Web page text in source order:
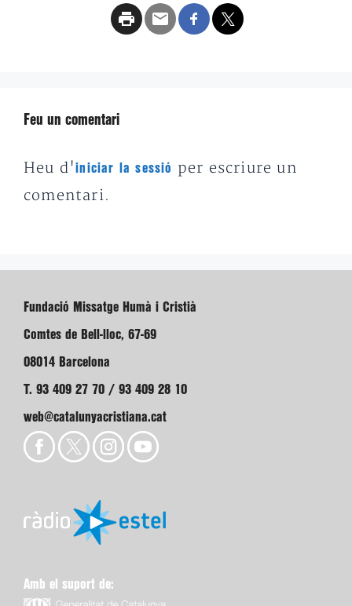
Feu un comentari
Heu d'iniciar la sessió
per escriure un
comentari.
Fundació Missatge Humà i Cristià
Comtes de Bell-lloc, 67-69
08014 Barcelona
T. 93 409 27 70 / 93 409 28 10
web@catalunyacristiana.cat
Amb el suport de: